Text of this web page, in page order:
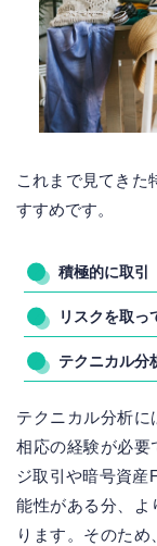
これまで見てきた
すすめです。
積極的に取引
リスクを取っ
テクニカル分
テクニカル分析に
相応の経験が必要
ジ取引や暗号資産
能性がある分、よ
ります。そのた